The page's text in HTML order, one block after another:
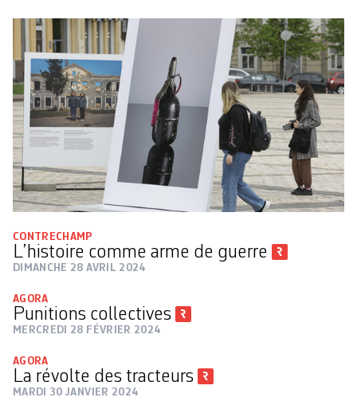
CONTRECHAMP
L’histoire comme arme de guerre
DIMANCHE 28 AVRIL 2024
AGORA
Punitions collectives
MERCREDI 28 FÉVRIER 2024
AGORA
La révolte des tracteurs
MARDI 30 JANVIER 2024